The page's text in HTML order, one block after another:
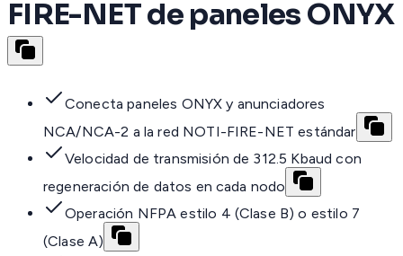
FIRE-NET de paneles ONYX
Conecta paneles ONYX y anunciadores
NCA/NCA-2 a la red NOTI-FIRE-NET estándar
Velocidad de transmisión de 312.5 Kbaud con
regeneración de datos en cada nodo
Operación NFPA estilo 4 (Clase B) o estilo 7
(Clase A)